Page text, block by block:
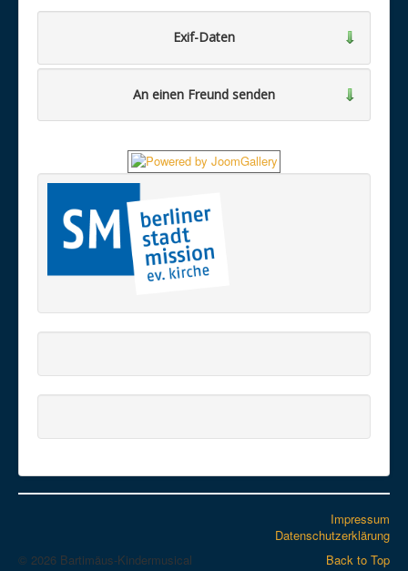
Exif-Daten
An einen Freund senden
Impressum
Datenschutzerklärung
Back to Top
© 2026 Bartimäus-Kindermusical